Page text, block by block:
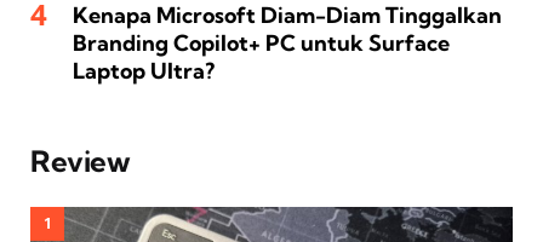
Kenapa Microsoft Diam-Diam Tinggalkan
Branding Copilot+ PC untuk Surface
Laptop Ultra?
Review